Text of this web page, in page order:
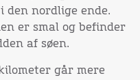
nordlige ende.
er smal og befinder
af søen.
går mere